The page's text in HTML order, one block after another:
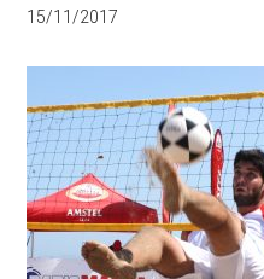
15/11/2017